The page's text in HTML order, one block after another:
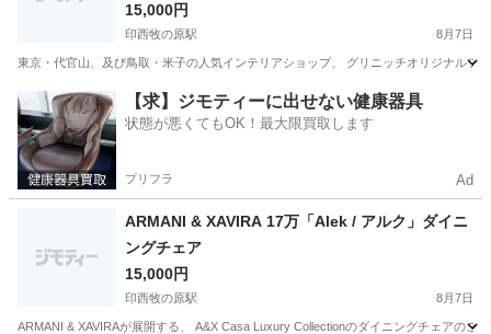
15,000円
印西牧の原駅 8月7日
東京・代官山、及び鳥取・米子の人気インテリアショップ、 グリニッチオリジナル
千葉 印西市 印西牧の原駅 ソファ 無垢材
【求】ジモティーに出せない健康器具
状態が悪くてもOK！最大限買取します
プリフラ Ad
ARMANI & XAVIRA 17万「Alek / アルク」ダイニ
ングチェア
15,000円
印西牧の原駅 8月7日
ARMANI & XAVIRAが展開する、 A&X Casa Luxury Collectionのダイニングチェアの